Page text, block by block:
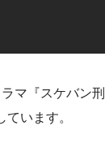
マ『スケバン
います。